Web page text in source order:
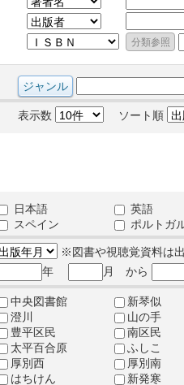
表示数 ソート順
日本語 英語
スペイン
ポルトガ
※図書や視聴覚資料は
年
月 から
中央図書館 新琴似
澄川
山の手
豊平区民
南区民
太平百合原
ふしこ
厚別西
厚別南
はちけん
新発寒